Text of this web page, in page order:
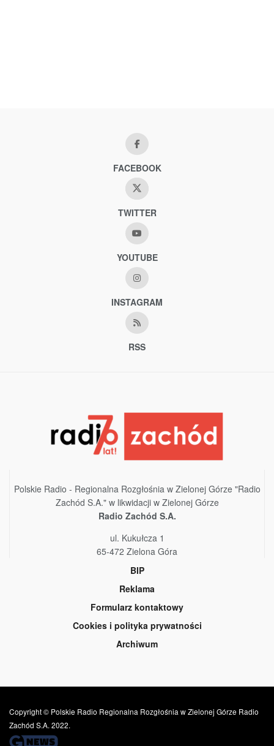
FACEBOOK
TWITTER
YOUTUBE
INSTAGRAM
RSS
Polskie Radio - Regionalna Rozgłośnia w Zielonej Górze "Radio
Zachód S.A." w likwidacji w Zielonej Górze
Radio Zachód S.A.
ul. Kukułcza 1
65-472 Zielona Góra
BIP
Reklama
Formularz kontaktowy
Cookies i polityka prywatności
Archiwum
Copyright © Polskie Radio Regionalna Rozgłośnia w Zielonej Górze Radio
Zachód S.A. 2022.